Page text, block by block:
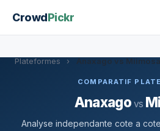
CrowdPickr
Plateformes › Anaxago vs Miimosa
COMPARATIF
Anaxagovs
Analyse independante cote a